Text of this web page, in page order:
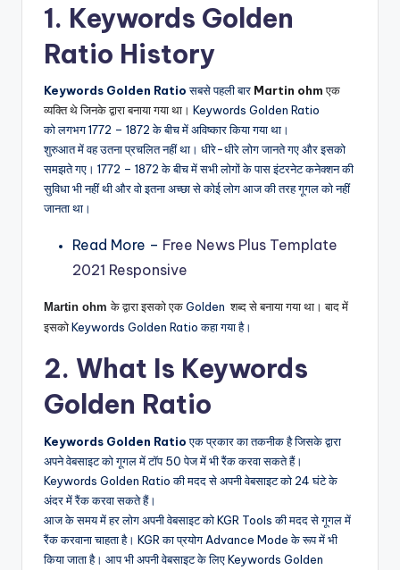
1. Keywords Golden
Ratio History
Keywords Golden Ratioसबसे पहली बार Martin ohmएक
व्यक्ति थे जिनके द्वारा बनाया गया था। Keywords Golden Ratio
को लगभग 1772 – 1872 के बीच में अविष्कार किया गया था।
शुरुआत में वह उतना प्रचलित नहीं था। धीरे-धीरे लोग जानते गए और इसको
समझते गए। 1772 – 1872 के बीच में सभी लोगों के पास इंटरनेट कनेक्शन की
सुविधा भी नहीं थी और वो इतना अच्छा से कोई लोग आज की तरह गूगल को नहीं
जानता था।
Read More – Free News Plus Template
2021 Responsive
Martin ohmकेद्वारा इसको एकGolden शब्द से बनाया गया था। बाद में
इसकोKeywords Golden Ratio कहा गया है।
2. What Is Keywords
Golden Ratio
Keywords Golden Ratioएक प्रकार का तकनीक है जिसके द्वारा
अपने वेबसाइट को गूगल में टॉप 50 पेज में भी रैंक करवा सकते हैं।
Keywords Golden Ratio की मदद से अपनी वेबसाइट को 24 घंटे के
अंदर में रैंक करवा सकते हैं।
आज के समय में हर लोग अपनी वेबसाइट को KGR Tools की मदद से गूगल में
रैंक करवाना चाहता है। KGR का प्रयोग Advance Mode के रूप में भी
किया जाता है। आप भी अपनी वेबसाइट के लिए Keywords Golden